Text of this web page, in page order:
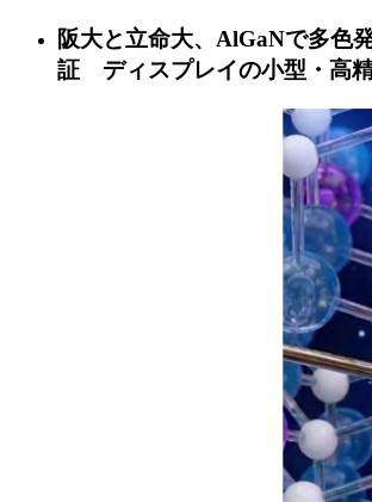
阪大と立命大、AlGaNで多色
証 ディスプレイの小型・高